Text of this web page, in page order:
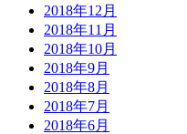
2018年12月
2018年11月
2018年10月
2018年9月
2018年8月
2018年7月
2018年6月